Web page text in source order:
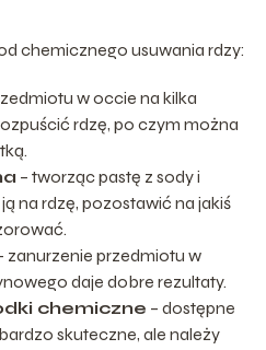
chemicznego usuwania rdzy:
w occie na kilka
rdzę, po czym można
– tworząc pastę z sody i
na rdzę, pozostawić na jakiś
zanurzenie przedmiotu w
daje dobre rezultaty.
chemiczne – dostępne
skuteczne, ale należy